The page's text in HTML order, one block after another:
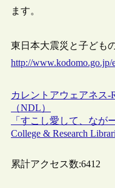
ます。
東日本大震災と子ども
http://www.kodomo.go.jp/
カレントアウェアネス-
（NDL）
「すこし愛して、な
College & Research
累計アクセス数:6412